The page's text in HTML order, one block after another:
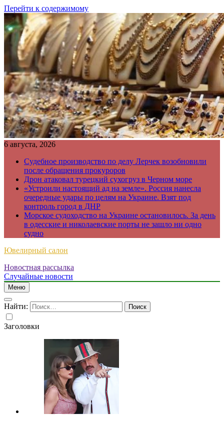
Перейти к содержимому
6 августа, 2026
Судебное производство по делу Лерчек возобновили
после обращения прокуроров
Дрон атаковал турецкий сухогруз в Черном море
«Устроили настоящий ад на земле». Россия нанесла
очередные удары по целям на Украине. Взят под
контроль город в ДНР
Морское судоходство на Украине остановилось. За день
в одесские и николаевские порты не зашло ни одно
судно
Ювелирный салон
Новостная рассылка
Случайные новости
Меню
Найти:
Заголовки